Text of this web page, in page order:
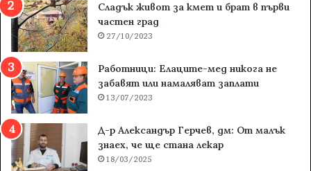
Сладък живот за кмет и брат в първи
частен град
27/10/2023
Работници: Елаците-мед никога не
забавят или намаляват заплати
13/07/2023
Д-р Александър Герчев, дм: От малък
знаех, че ще стана лекар
18/03/2025